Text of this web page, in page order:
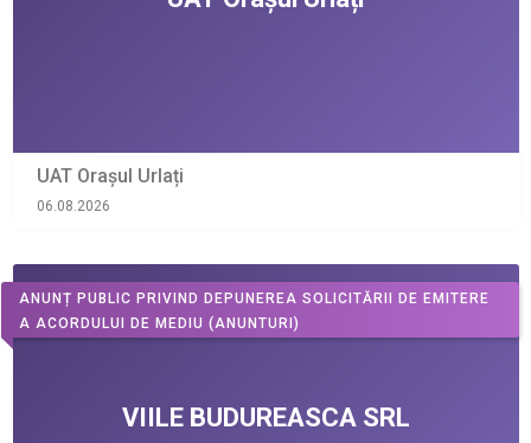
UAT Orașul Urlați
06.08.2026
ANUNȚ PUBLIC PRIVIND DEPUNEREA SOLICITĂRII DE EMITERE
A ACORDULUI DE MEDIU (ANUNTURI)